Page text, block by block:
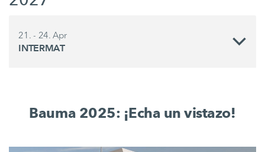
21. - 24. Apr
INTERMAT
Bauma 2025: ¡Echa un vistazo!